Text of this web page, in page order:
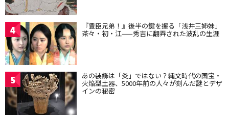
4 『豊臣兄弟！』後半の鍵を握る「浅井三姉妹」
茶々・初・江——秀吉に翻弄された波乱の生涯
5 あの装飾は「炎」ではない？縄文時代の国宝・
火焔型土器、5000年前の人々が刻んだ謎とデザ
インの秘密